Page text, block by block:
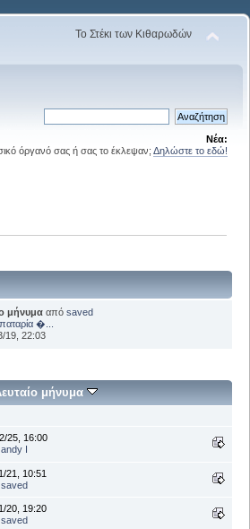
Το Στέκι των Κιθαρωδών
Νέα:
όργανό σας ή σας το έκλεψαν; Δηλώστε το εδώ!
μήνυμα απόsaved
�...
19, 22:03
μήνυμα
25, 16:00
andy I
21, 10:51
saved
20, 19:20
saved